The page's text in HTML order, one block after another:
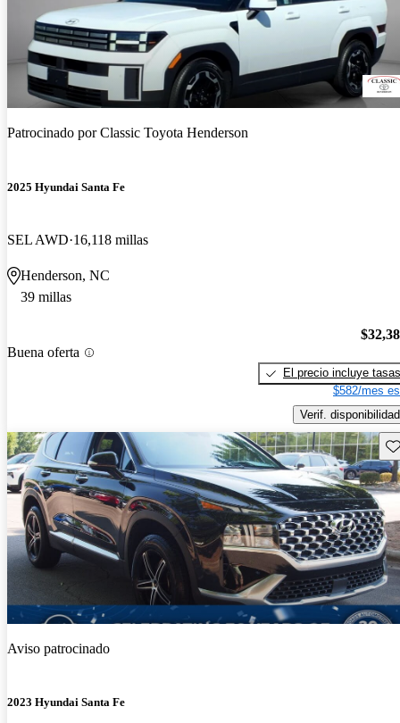
Patrocinado porClassic Toyota Henderson
2025 Hyundai Santa Fe
SEL AWD 16,118 millas
Henderson, NC
39 millas
Buena oferta
El precio incluye tasas
$582/mes
Verif. disponibilidad
Aviso patrocinado
2023 Hyundai Santa Fe